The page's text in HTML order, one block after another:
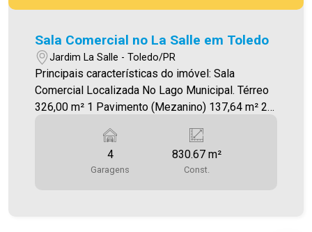
Sala Comercial no La Salle em Toledo
Jardim La Salle - Toledo/PR
Principais características do imóvel: Sala
Comercial Localizada No Lago Municipal. Térreo
326,00 m² 1 Pavimento (Mezanino) 137,64 m² 2
4 Vagas ( 95,18 )m² Área construída 830,67m² -
Elevador, facilitando o acesso a todos os pisos; -
Espaço amplo que pode ser subdividido em 12 a
4
Garagens
830.67 m²
Const.